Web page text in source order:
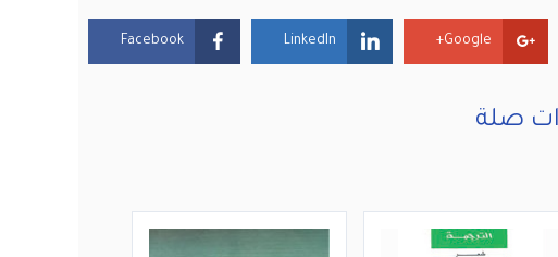
Facebook LinkedIn Google+
صلة